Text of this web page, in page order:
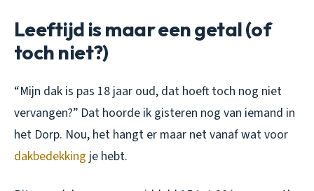
Leeftijd is maar een getal (of
toch niet?)
“Mijn dak is pas 18 jaar oud, dat hoeft toch nog niet
vervangen?” Dat hoorde ik gisteren nog van iemand in
het Dorp. Nou, het hangt er maar net vanaf wat voor
dakbedekking je hebt.